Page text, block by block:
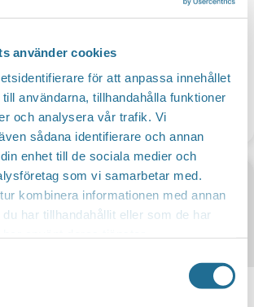
använder cookies
för att anpassa innehållet
användarna, tillhandahålla funktioner
och analysera vår trafik. Vi
sådana identifierare och annan
enhet till de sociala medier och
som vi samarbetar med.
kombinera informationen med annan
har tillhandahållit eller som de har
Karlström